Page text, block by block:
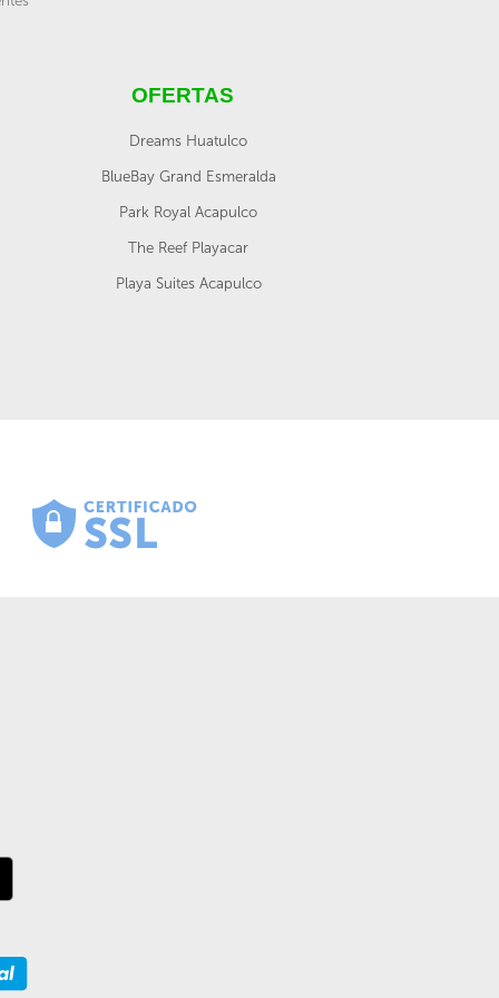
OFERTAS
Dreams Huatulco
BlueBay Grand Esmeralda
Park Royal Acapulco
The Reef Playacar
Playa Suites Acapulco